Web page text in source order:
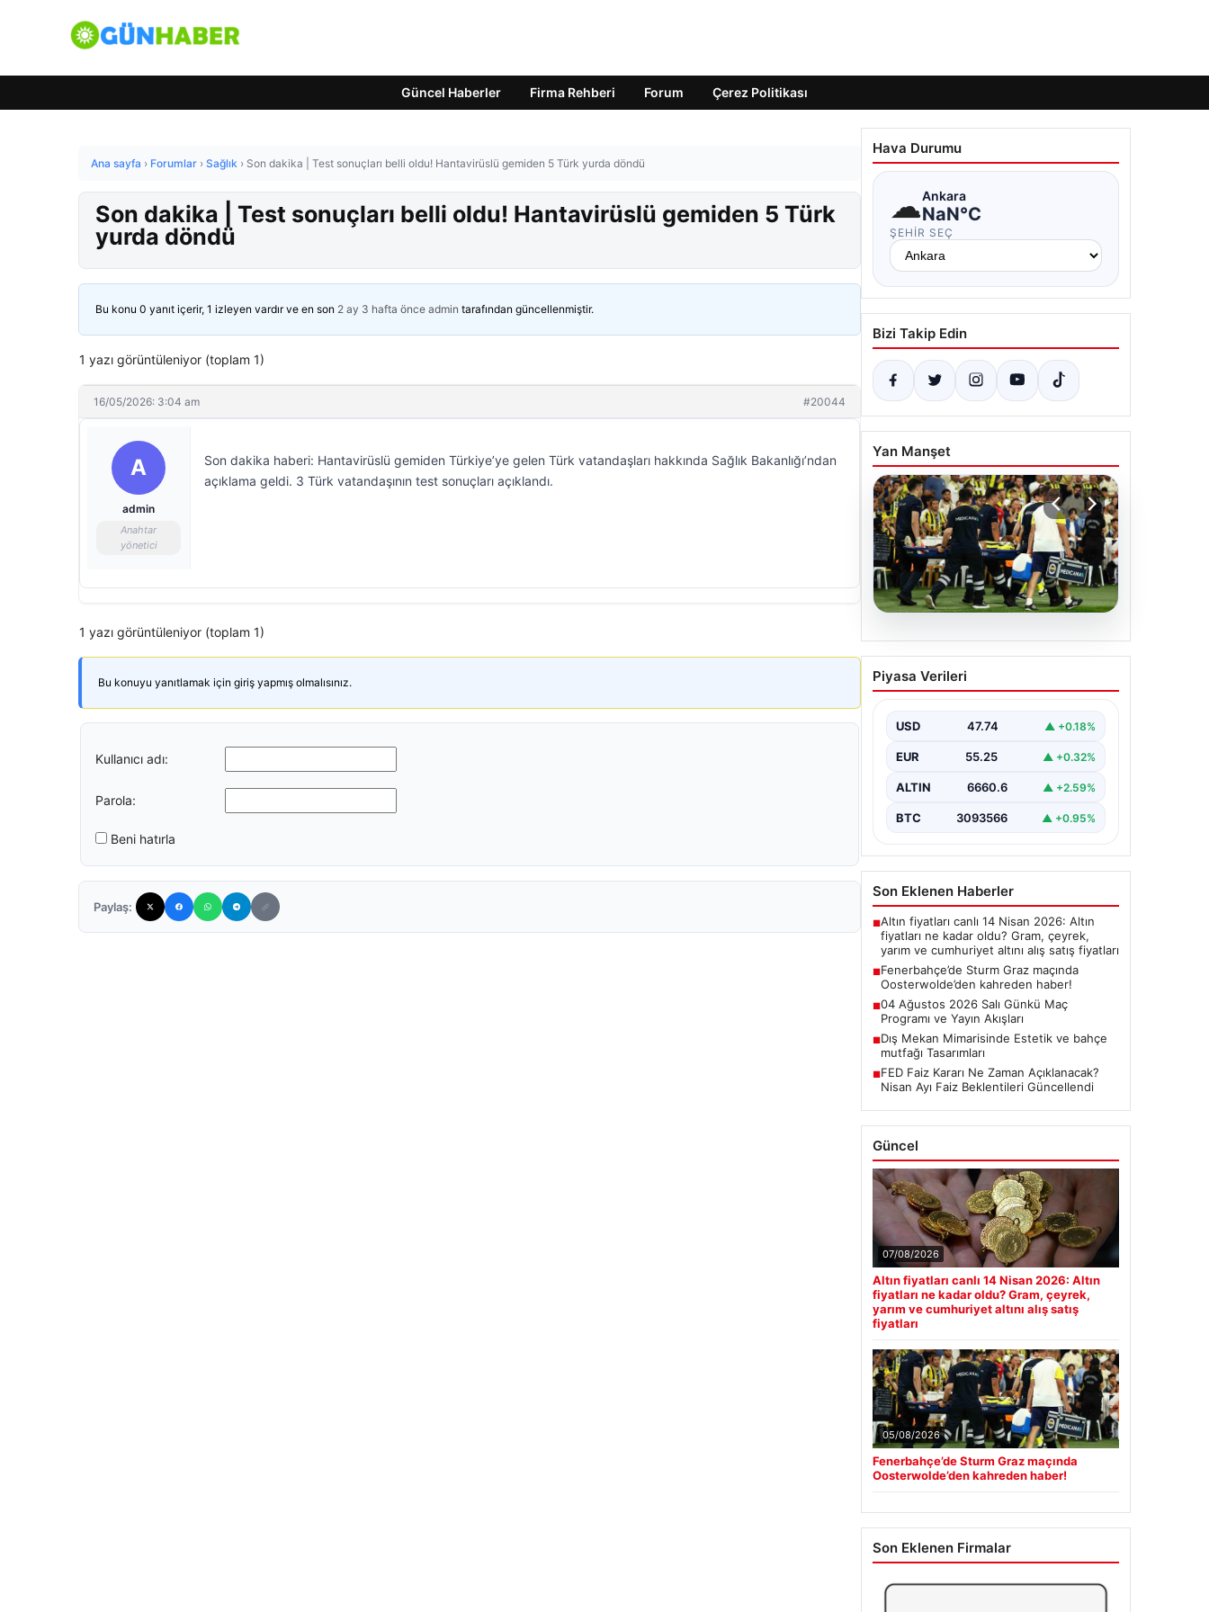
Güncel Haberler Firma Rehberi Forum Çerez Politikası
Ana sayfa › Forumlar › Sağlık › Son dakika | Test sonuçları belli oldu! Hantavirüslü gemiden 5 Türk yurda döndü
Son dakika | Test sonuçları belli oldu! Hantavirüslü gemiden 5 Türk
yurda döndü
Bu konu 0 yanıt içerir, 1 izleyen vardır ve en son 2 ay 3 hafta önce admin tarafından güncellenmiştir.
1 yazı görüntüleniyor (toplam 1)
16/05/2026: 3:04 am #20044
A
admin
Anahtar
yönetici
Son dakika haberi: Hantavirüslü gemiden Türkiye’ye gelen Türk vatandaşları hakkında Sağlık Bakanlığı’ndan
açıklama geldi. 3 Türk vatandaşının test sonuçları açıklandı.
1 yazı görüntüleniyor (toplam 1)
Bu konuyu yanıtlamak için giriş yapmış olmalısınız.
Kullanıcı adı:
Parola:
Beni hatırla
Paylaş:
Hava Durumu
☁Ankara
NaN°C
ŞEHIR SEÇ
Bizi Takip Edin
Yan Manşet
05.08.2026
Fenerbahçe’de Sturm
Graz maçında
kahreden haber!
Piyasa Verileri
USD 47.74 ▲ +0.18%
EUR 55.25 ▲ +0.32%
ALTIN 6660.6 ▲ +2.59%
BTC 3093566 ▲ +0.95%
Son Eklenen Haberler
■Altın fiyatları canlı 14 Nisan 2026: Altın
fiyatları ne kadar oldu? Gram, çeyrek,
yarım ve cumhuriyet altını alış satış fiyatları
■Fenerbahçe’de Sturm Graz maçında
Oosterwolde’den kahreden haber!
■04 Ağustos 2026 Salı Günkü Maç
Programı ve Yayın Akışları
■Dış Mekan Mimarisinde Estetik ve bahçe
mutfağı Tasarımları
■FED Faiz Kararı Ne Zaman Açıklanacak?
Nisan Ayı Faiz Beklentileri Güncellendi
Güncel
07/08/2026
Altın fiyatları canlı 14 Nisan 2026: Altın
fiyatları ne kadar oldu? Gram, çeyrek,
yarım ve cumhuriyet altını alış satış
fiyatları
05/08/2026
Fenerbahçe’de Sturm Graz maçında
Oosterwolde’den kahreden haber!
Son Eklenen Firmalar